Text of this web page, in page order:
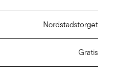
Nordstadstorget
Gratis